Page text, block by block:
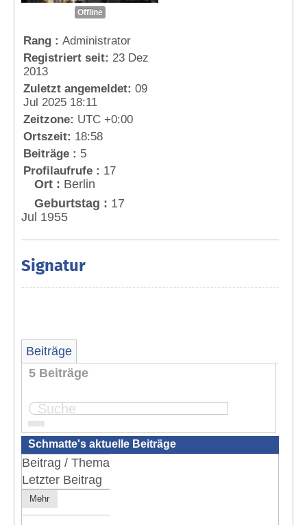
Offline
Rang : Administrator
Registriert seit: 23 Dez
2013
Zuletzt angemeldet: 09
Jul 2025 18:11
Zeitzone: UTC +0:00
Ortszeit: 18:58
Beiträge : 5
Profilaufrufe : 17
Ort : Berlin
Geburtstag : 17
Jul 1955
Signatur
Beiträge
5 Beiträge
Seite:
Schmatte's aktuelle Beiträge
Beitrag / Thema
Letzter Beitrag
Mehr